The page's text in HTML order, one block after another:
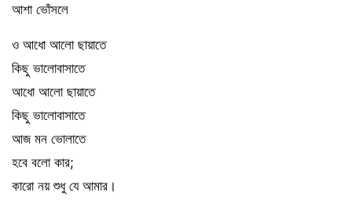
আশা ভোঁসলে
ও আধো আলো ছায়াতে
কিছু ভালোবাসাতে
আধো আলো ছায়াতে
কিছু ভালোবাসাতে
আজ মন ভোলাতে
হবে বলো কার;
কারো নয় শুধু যে আমার।